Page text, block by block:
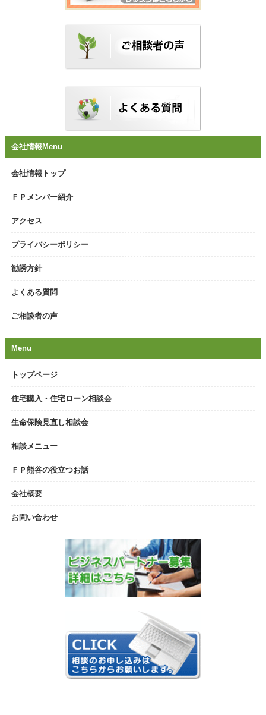
会社情報Menu
会社情報トップ
ＦＰメンバー紹介
アクセス
プライバシーポリシー
勧誘方針
よくある質問
ご相談者の声
Menu
トップページ
住宅購入・住宅ローン相談会
生命保険見直し相談会
相談メニュー
ＦＰ熊谷の役立つお話
会社概要
お問い合わせ